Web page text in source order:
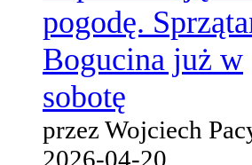
pogodę.
Bogucina już w
sobotę
przez Wojciech
2026-04-20